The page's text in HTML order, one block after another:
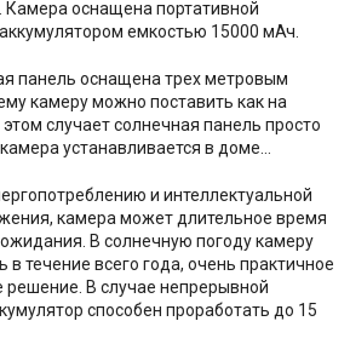
Камера оснащена портативной
емкостью 15000 мАч.
панель оснащена трех метровым
камеру можно поставить как на
случает солнечная панель просто
устанавливается в доме…
и интеллектуальной
камера может длительное время
В солнечную погоду камеру
течение всего года, очень практичное
решение. В случае непрерывной
способен проработать до 15